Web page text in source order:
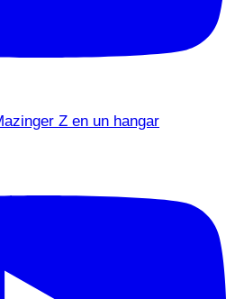
Z en un hangar